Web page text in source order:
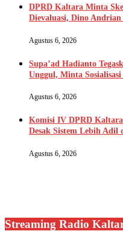
DPRD Kaltara Minta
Dievaluasi, Dino
Agustus 6, 2026
Supa’ad Hadianto
Unggul, Minta
Agustus 6, 2026
Komisi IV DPRD
Desak Sistem Lebih Adil
Agustus 6, 2026
Streaming Radio